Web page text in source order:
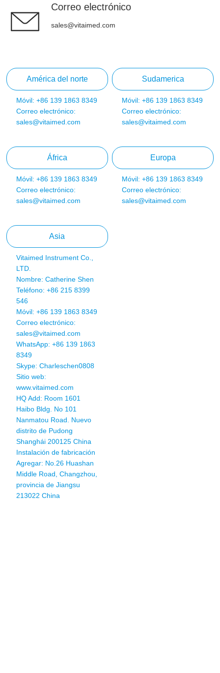
Correo electrónico
sales@vitaimed.com
América del norte
Móvil: +86 139 1863 8349
Correo electrónico:
sales@vitaimed.com
Sudamerica
Móvil: +86 139 1863 8349
Correo electrónico:
sales@vitaimed.com
África
Móvil: +86 139 1863 8349
Correo electrónico:
sales@vitaimed.com
Europa
Móvil: +86 139 1863 8349
Correo electrónico:
sales@vitaimed.com
Asia
Vitaimed Instrument Co.,
LTD.
Nombre: Catherine Shen
Teléfono: +86 215 8399
546
Móvil: +86 139 1863 8349
Correo electrónico:
sales@vitaimed.com
WhatsApp:+86 139 1863
8349
Skype: Charleschen0808
Sitio web:
www.vitaimed.com
HQ Add: Room 1601
Haibo Bldg. No 101
Nanmatou Road. Nuevo
distrito de Pudong
Shanghái 200125 China
Instalación de fabricación
Agregar: No.26 Huashan
Middle Road, Changzhou,
provincia de Jiangsu
213022 China